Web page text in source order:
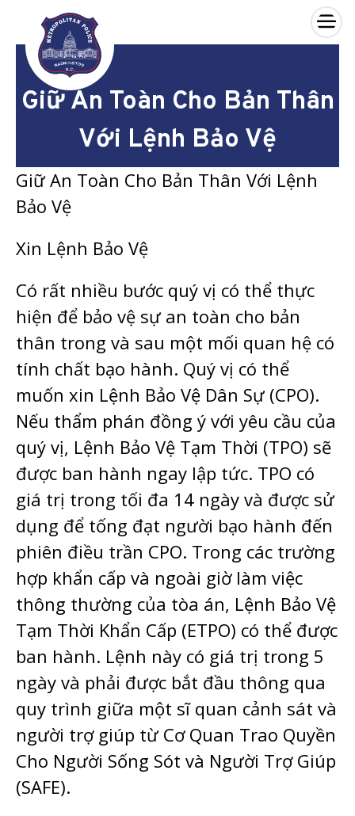
Skip to main content
×
Giữ An Toàn Cho Bản Thân
Với Lệnh Bảo Vệ
Giữ An Toàn Cho Bản Thân Với Lệnh
Bảo Vệ
Xin Lệnh Bảo Vệ
Có rất nhiều bước quý vị có thể thực
hiện để bảo vệ sự an toàn cho bản
thân trong và sau một mối quan hệ có
tính chất bạo hành. Quý vị có thể
muốn xin Lệnh Bảo Vệ Dân Sự (CPO).
Nếu thẩm phán đồng ý với yêu cầu của
quý vị, Lệnh Bảo Vệ Tạm Thời (TPO) sẽ
được ban hành ngay lập tức. TPO có
giá trị trong tối đa 14 ngày và được sử
dụng để tống đạt người bạo hành đến
phiên điều trần CPO. Trong các trường
hợp khẩn cấp và ngoài giờ làm việc
thông thường của tòa án, Lệnh Bảo Vệ
Tạm Thời Khẩn Cấp (ETPO) có thể được
ban hành. Lệnh này có giá trị trong 5
ngày và phải được bắt đầu thông qua
quy trình giữa một sĩ quan cảnh sát và
người trợ giúp từ Cơ Quan Trao Quyền
Cho Người Sống Sót và Người Trợ Giúp
(SAFE).